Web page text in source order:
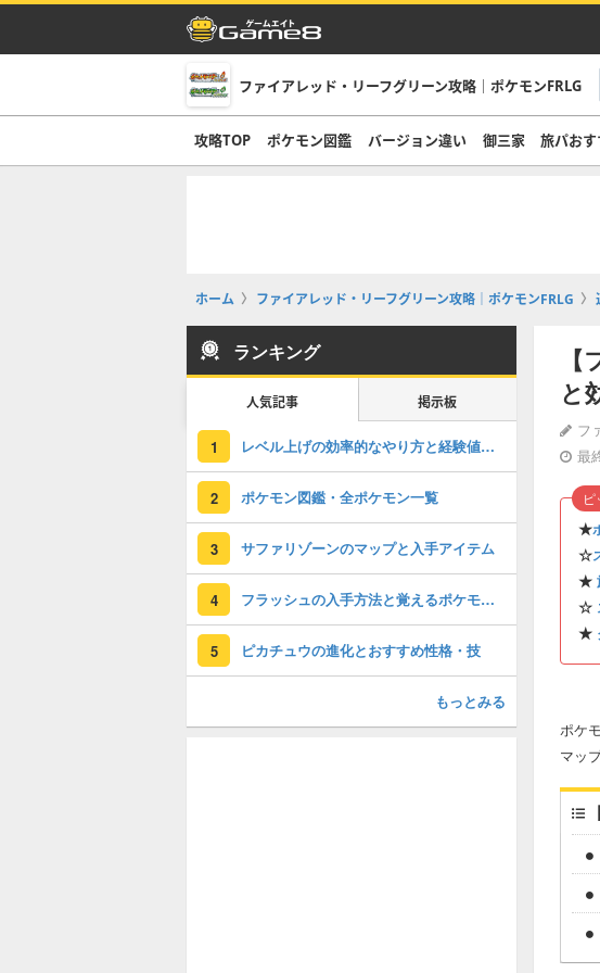
ファイアレッド・リーフグリーン攻略｜ポケモンFRLG
攻略TOP ポケモン図鑑 バージョン違い 御三家 旅パおす
ホーム ファイアレッド・リーフグリーン攻略｜ポケモンFRLG
と
フ
最
★
☆
★
☆
★
ポケ
マッ
ランキング
人気記事 掲示板
1 レベル上げの効率的なやり方と経験値稼ぎの方法
2 ポケモン図鑑・全ポケモン一覧
3 サファリゾーンのマップと入手アイテム
4 フラッシュの入手方法と覚えるポケモン・ひでんマシン5
5 ピカチュウの進化とおすすめ性格・技
もっとみる